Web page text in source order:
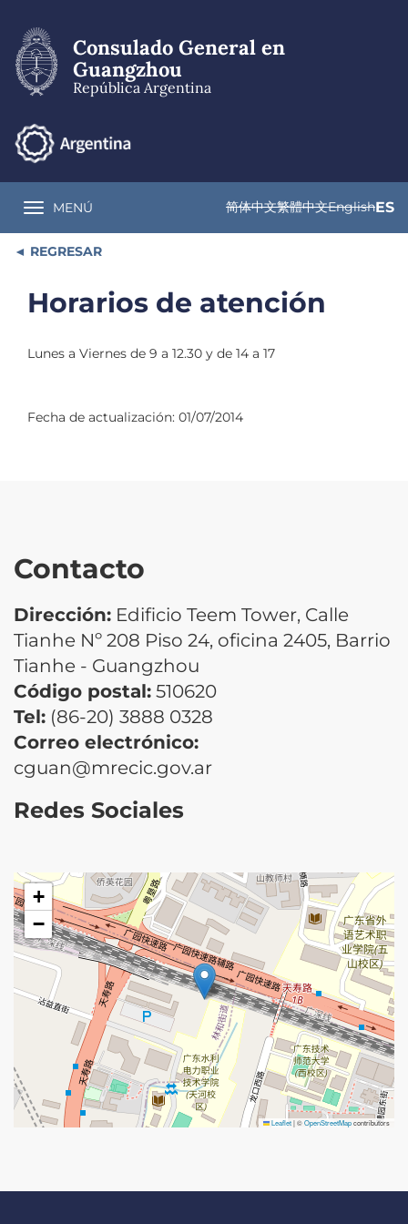
contenido
principal
Consulado General en
Guangzhou
República Argentina
Toggle navigation
MENÚ 简体中文繁體中文EnglishES
REGRESAR
Horarios de atención
Lunes a Viernes de 9 a 12.30 y de 14 a 17
Fecha de actualización: 01/07/2014
Contacto
Dirección: Edificio Teem Tower, Calle
Tianhe Nº 208 Piso 24, oficina 2405, Barrio
Tianhe - Guangzhou
Código postal: 510620
Tel: (86-20) 3888 0328
Correo electrónico:
cguan@mrecic.gov.ar
Redes Sociales
+
−
Leaflet|©OpenStreetMapcontributors